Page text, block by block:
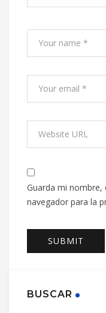
Guarda mi
navegador para la
BUSCAR